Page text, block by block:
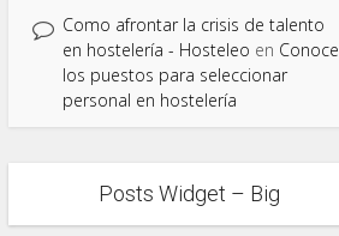
Como afrontar la crisis de talento
en hostelería - Hosteleo en Conoce
los puestos para seleccionar
personal en hostelería
Posts Widget – Big